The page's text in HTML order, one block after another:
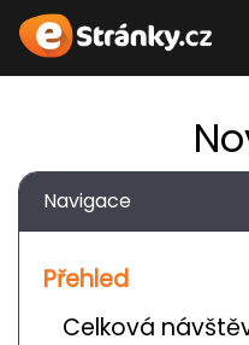
Navigace
Přehled
Celková